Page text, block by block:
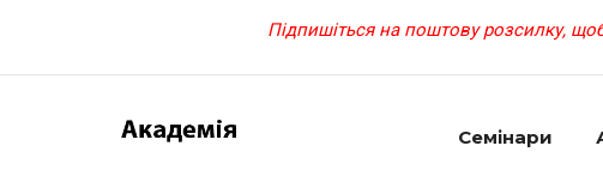
Підпишіться на поштову розсилку,
Семінари